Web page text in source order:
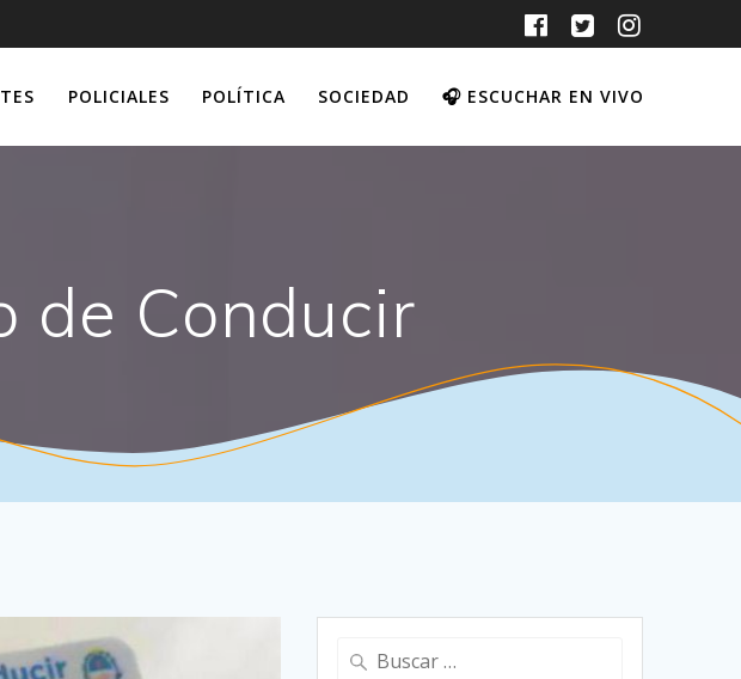
POLICIALES POLÍTICA SOCIEDAD 🎧 ESCUCHAR EN VIVO
de Conducir
Buscar: